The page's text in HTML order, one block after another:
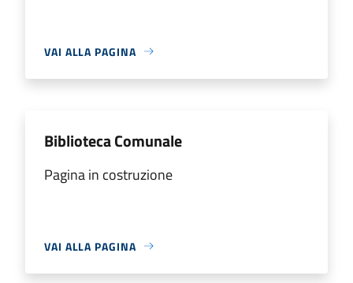
VAI ALLA PAGINA
Biblioteca Comunale
Pagina in costruzione
VAI ALLA PAGINA